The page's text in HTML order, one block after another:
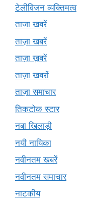
टेलीविजन व्यक्तिमत्व
ताजा खबरें
ताज़ा खबरें
ताज़ा ख़बरें
ताज़ा खबरों
ताज़ा समाचार
तिकटोक स्टार
नबा खिलाड़ी
नयी नायिका
नवीनतम खबरें
नवीनतम समाचार
नाटकीय